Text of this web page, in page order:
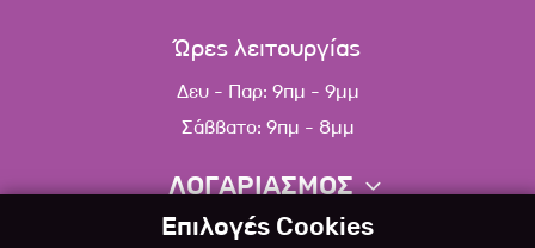
Ώρες λειτουργίας
Δευ - Παρ: 9πμ - 9μμ
Σάββατο: 9πμ - 8μμ
ΛΟΓΑΡΙΑΣΜΟΣ
Επιλογές Cookies